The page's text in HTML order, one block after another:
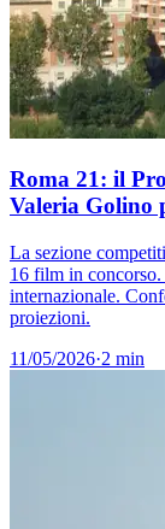
Roma 21: il
Valeria Golino
La sezione
16 film in
internazionale.
proiezioni.
11/05/2026·2 min